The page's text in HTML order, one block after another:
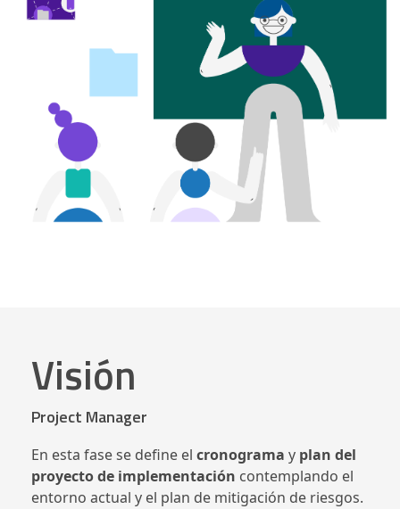
Visión
Project Manager
En esta fase se define el cronograma y plan del
proyecto de implementación contemplando el
entorno actual y el plan de mitigación de riesgos.